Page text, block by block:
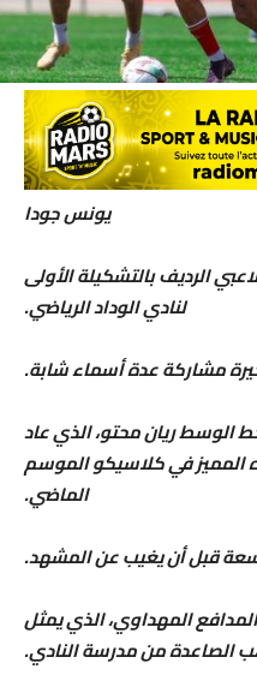
يونس جودا
الرديف بالتشكيلة الأولى
لنادي الوداد الرياضي.
مشاركة عدة أسماء شابة.
الوسط ريان محتو، الذي عاد
المميز في كلاسيكو الموسم
الماضي.
قبل أن يغيب عن المشهد.
المهداوي، الذي يمثل
الصاعدة من مدرسة النادي.